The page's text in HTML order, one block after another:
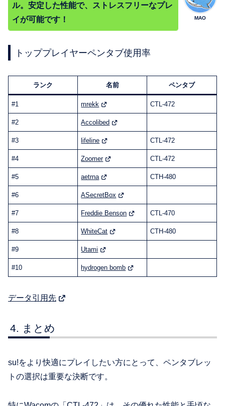
MAO
ル。安定した性能で、ストレスフリーなプレ
イが可能です！
トッププレイヤーペンタブ使用率
ランク 名前 ペンタブ
#1 mrekk CTL-472
#2 Accolibed
#3 lifeline CTL-472
#4 Zoomer CTL-472
#5 aetrna CTH-480
#6 ASecretBox
#7 Freddie Benson CTL-470
#8 WhiteCat CTH-480
#9 Utami
#10 hydrogen bomb
データ引用先
まとめ
su!をより快適にプレイしたい方にとって、ペンタブレッ
トの選択は重要な決断です。